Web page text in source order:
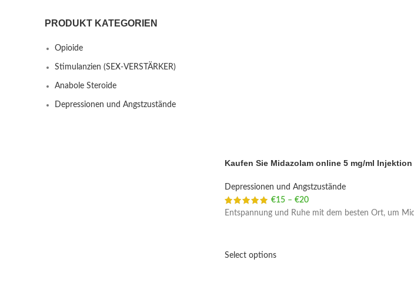
PRODUKT KATEGORIEN
Opioide
Stimulanzien (SEX-VERSTÄRKER)
Anabole Steroide
Depressionen und Angstzustände
Kaufen Sie Midazolam online 5 mg/ml Injektion
Depressionen und Angstzustände
€15 – €20Price range: €15 through €20
Entspannung und Ruhe mit dem besten Ort, um
Select options